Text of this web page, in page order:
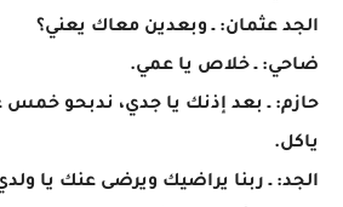
الجد عثمان: ـ وبعدين معاك يعني؟
ضاحي: ـ خلاص يا عمي.
حازم: ـ بعد إذنك يا جدي، ندبحو خمس
ياكل.
الجد: ـ ربنا يراضيك ويرضى عنك يا